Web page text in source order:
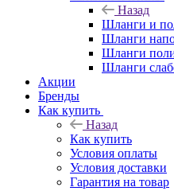
Назад
Шланги и
Шланги
Шланги
Шланги
Акции
Бренды
Как купить
Назад
Как купить
Условия оплаты
Условия доставки
Гарантия на товар